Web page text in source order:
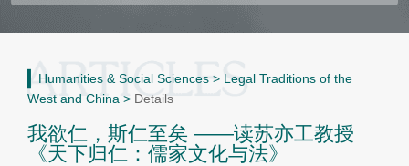
Humanities & Social Sciences > Legal Traditions of the
West and China > Details
我欲仁，斯仁至矣 ——读苏亦工教授
《天下归仁：儒家文化与法》